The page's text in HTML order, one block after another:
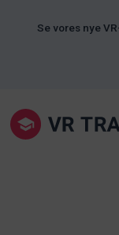
Se vores nye